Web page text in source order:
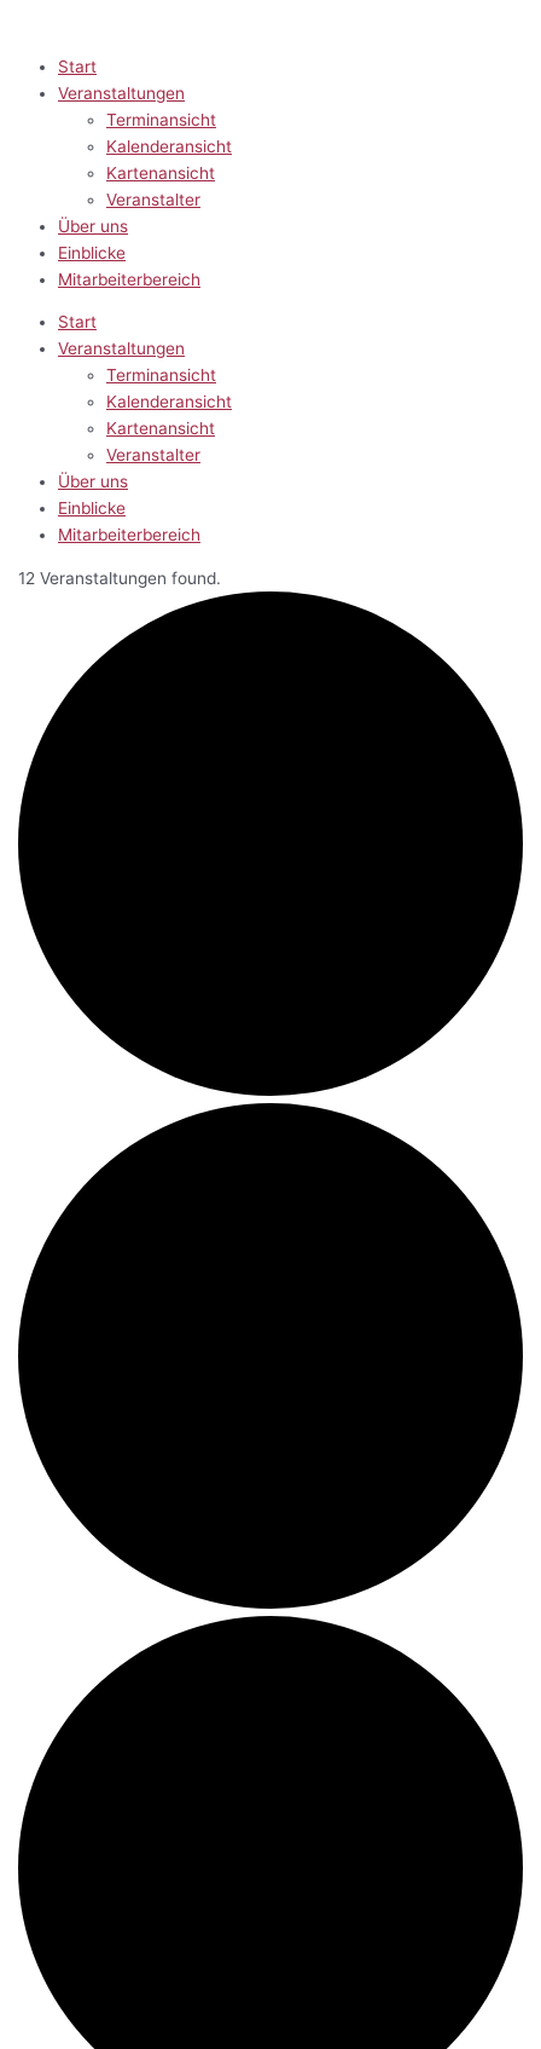
springenStart
Veranstaltungen
Terminansicht
Kalenderansicht
Kartenansicht
Veranstalter
Über uns
Einblicke
Mitarbeiterbereich
Start
Veranstaltungen
Terminansicht
Kalenderansicht
Kartenansicht
Veranstalter
Über uns
Einblicke
Mitarbeiterbereich
12 Veranstaltungen found.